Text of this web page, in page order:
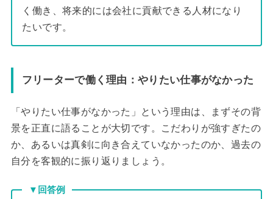
く働き、将来的には会社に貢献できる人材になり
たいです。
フリーターで働く理由：やりたい仕事がなかった
「やりたい仕事がなかった」という理由は、まずその背
景を正直に語ることが大切です。こだわりが強すぎたの
か、あるいは真剣に向き合えていなかったのか、過去の
自分を客観的に振り返りましょう。
▼回答例